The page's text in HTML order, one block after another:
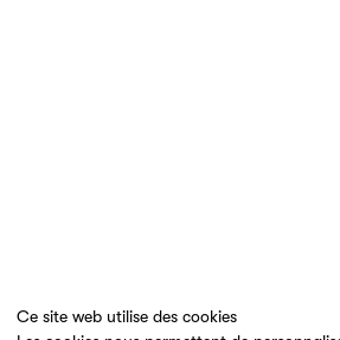
Ce site web utilise des cookies